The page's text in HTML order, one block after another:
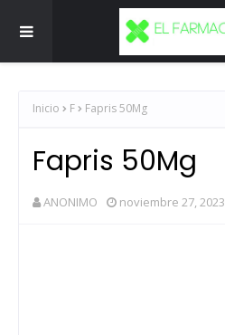
Inicio F Fapris 50Mg
Fapris 50Mg
ANONIMO noviembre 27, 2023